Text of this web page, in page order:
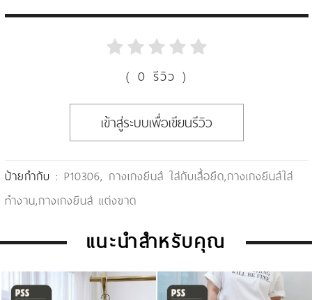
( 0 รีวิว )
เข้าสู่ระบบเพื่อเขียนรีวิว
ป้ายกำกับ :P10306,กางเกงยีนส์ ใส่กับเสื้อยืด,กางเกงยีนส์ใส่
ทำงาน,กางเกงยีนส์ แต่งขาด
แนะนำสำหรับคุณ